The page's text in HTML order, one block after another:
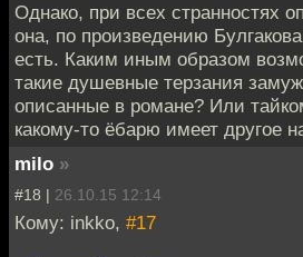
Однако, при всех странностях
она, по произведению
есть. Каким иным образом
такие душевные терзания
описанные в романе? Или
какому-то ёбарю имеет другое
milo »
#18 | 26.10.15 12:14
Кому: inkko, #17